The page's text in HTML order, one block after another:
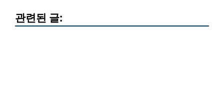
관련된 글: